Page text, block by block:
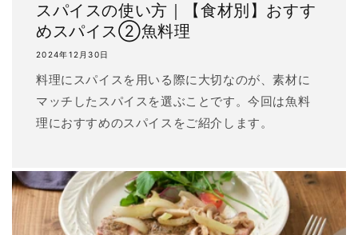
スパイスの使い方｜【食材別】おすす
めスパイス②魚料理
2024年12月30日
料理にスパイスを用いる際に大切なのが、素材に
マッチしたスパイスを選ぶことです。今回は魚料
理におすすめのスパイスをご紹介します。